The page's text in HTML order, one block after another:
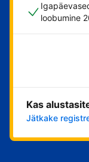
loobumine
Kas
Jätkake